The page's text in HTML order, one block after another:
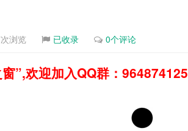
浏览 已收录 0个评论
”,欢迎加入QQ群：964874125